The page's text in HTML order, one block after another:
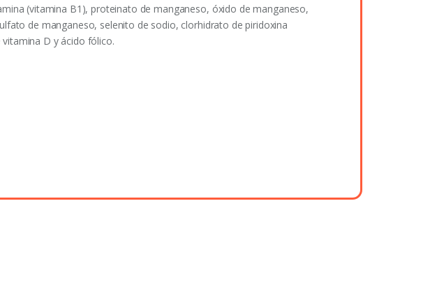
(vitamina B1), proteinato de manganeso, óxido de manganeso,
de manganeso, selenito de sodio, clorhidrato de piridoxina
D y ácido fólico.